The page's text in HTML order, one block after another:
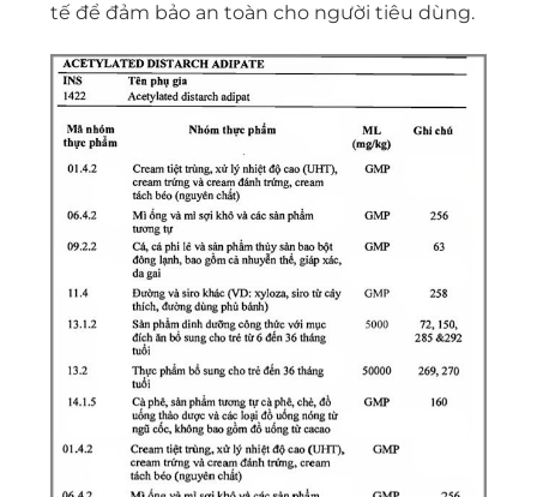
tế để đảm bảo an toàn cho người tiêu dùng.